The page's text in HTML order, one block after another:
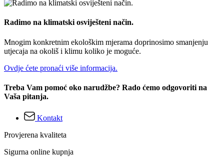
Radimo na klimatski osviješteni način.
Mnogim konkretnim ekološkim mjerama doprinosimo smanjenju
utjecaja na okoliš i klimu koliko je moguće.
Ovdje ćete pronaći više informacija.
Treba Vam pomoć oko narudžbe? Rado ćemo odgovoriti na
Vaša pitanja.
Kontakt
Provjerena kvaliteta
Sigurna online kupnja